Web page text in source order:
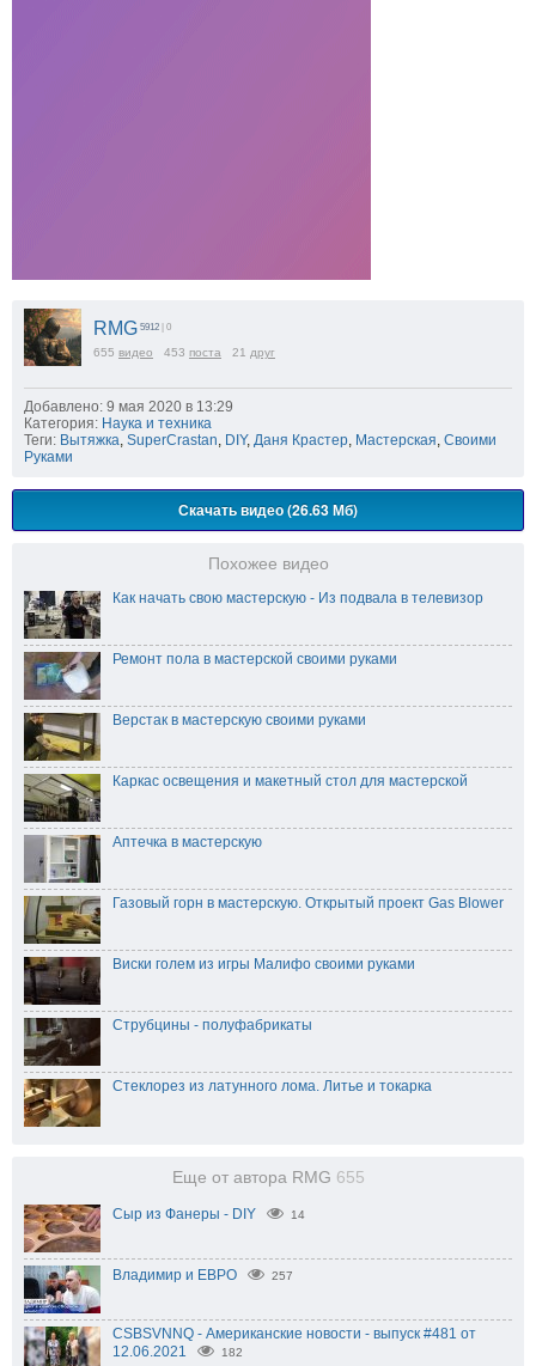
RMG 5912 | 0
655 видео 453 поста 21 друг
Добавлено: 9 мая 2020 в 13:29
Категория: Наука и техника
Теги: Вытяжка, SuperCrastan, DIY, Даня Крастер, Мастерская, Своими
Руками
Скачать видео (26.63 Мб)
Похожее видео
Как начать свою мастерскую - Из подвала в телевизор
Ремонт пола в мастерской своими руками
Верстак в мастерскую своими руками
Каркас освещения и макетный стол для мастерской
Аптечка в мастерскую
Газовый горн в мастерскую. Открытый проект Gas Blower
Виски голем из игры Малифо своими руками
Струбцины - полуфабрикаты
Стеклорез из латунного лома. Литье и токарка
Еще от автора RMG 655
Сыр из Фанеры - DIY 14
Владимир и ЕВРО 257
CSBSVNNQ - Американские новости - выпуск #481 от
12.06.2021
182